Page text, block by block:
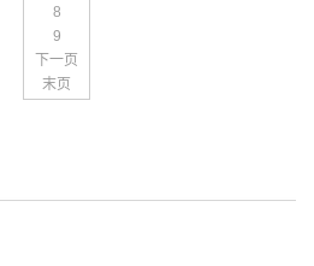
8
9
下一页
末页